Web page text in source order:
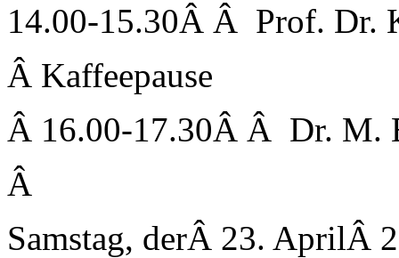
14.00-15.30Â Â Prof. Dr.
Â Kaffeepause
Â 16.00-17.30Â Â Dr.
Â
Samstag, derÂ 23. AprilÂ